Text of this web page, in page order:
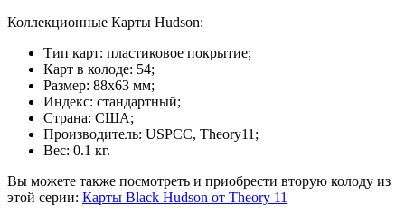
Коллекционные Карты Hudson:
Тип карт: пластиковое покрытие;
Карт в колоде: 54;
Размер: 88х63 мм;
Индекс: стандартный;
Страна: США;
Производитель: USPCC, Theory11;
Вес: 0.1 кг.
Вы можете также посмотреть и приобрести вторую колоду из
этой серии: Карты Black Hudson от Theory 11